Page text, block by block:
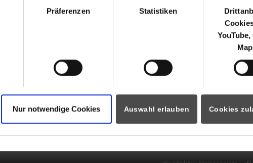
Präferenzen Statistiken
Nur notwendige Cookies Auswahl erlauben Cookies